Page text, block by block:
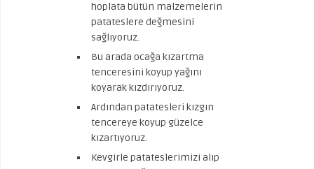
hoplata bütün malzemelerin
patateslere değmesini
sağlıyoruz.
Bu arada ocağa kızartma
tenceresini koyup yağını
koyarak kızdırıyoruz.
Ardından patatesleri kızgın
tencereye koyup güzelce
kızartıyoruz.
Kevgirle patateslerimizi alıp